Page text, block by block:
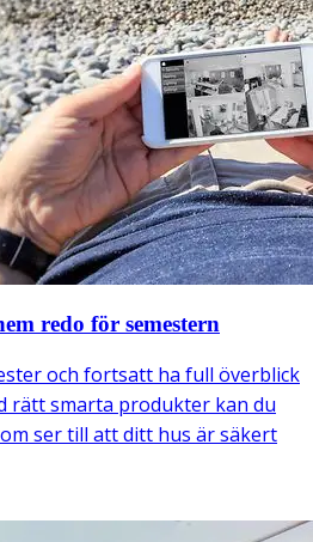
redo för semestern
och fortsatt ha full överblick
rätt smarta produkter kan du
ser till att ditt hus är säkert